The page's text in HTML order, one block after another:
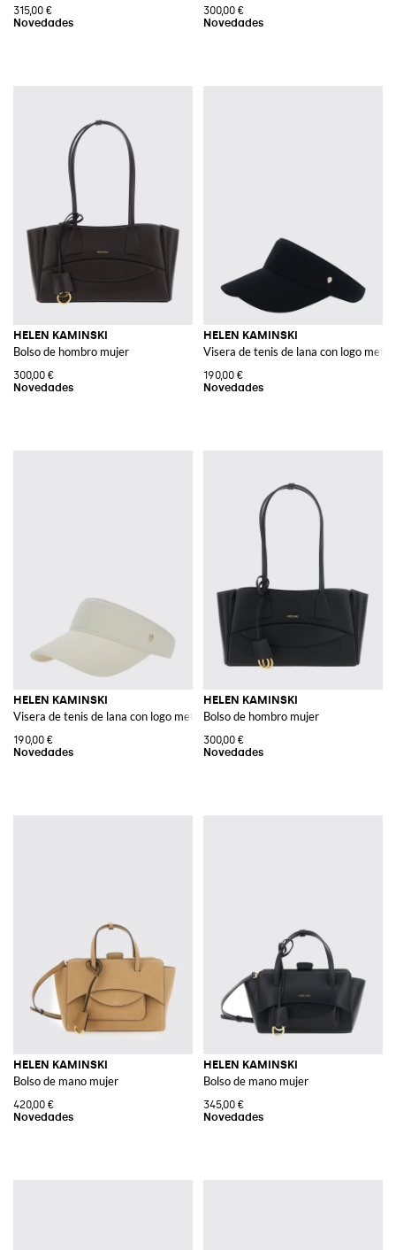
315,00 € 300,00 €
HELEN KAMINSKI
Bolso de hombro mujer
300,00 €
HELEN KAMINSKI
Visera de tenis de lana con logo
190,00 €
HELEN KAMINSKI
Visera de tenis de lana con logo metálico y tira ajustable
190,00 €
HELEN KAMINSKI
Bolso de hombro mujer
300,00 €
HELEN KAMINSKI
Bolso de mano mujer
420,00 €
HELEN KAMINSKI
Bolso de mano mujer
345,00 €